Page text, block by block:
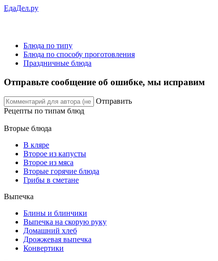
ЕдаДел.ру
Блюда по типу
Блюда по способу проготовления
Праздничные блюда
Отправьте сообщение об ошибке, мы исправим
Отправить
Рецепты по типам блюд
Вторые блюда
В кляре
Второе из капусты
Второе из мяса
Вторые горячие блюда
Грибы в сметане
Выпечка
Блины и блинчики
Выпечка на скорую руку
Домашний хлеб
Дрожжевая выпечка
Конвертики